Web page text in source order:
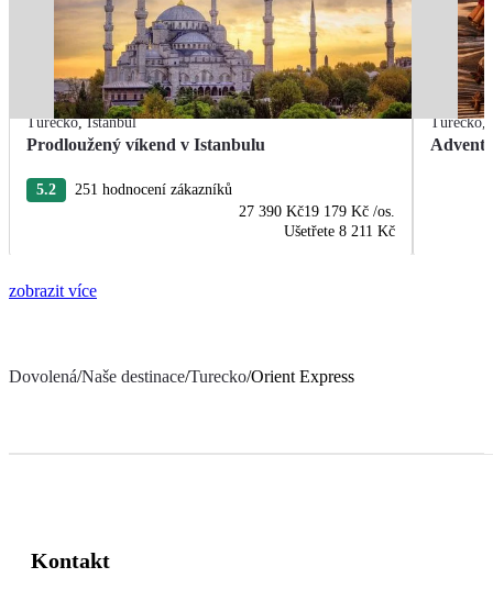
Turecko,Istanbul
Prodloužený víkend v Istanbulu
5.2
251 hodnocení zákazníků
27 390 Kč19 179 Kč /os.
Ušetřete 8 211 Kč
Turecko,
Advent
zobrazit více
Dovolená/Naše destinace/Turecko/Orient Express
Kontakt